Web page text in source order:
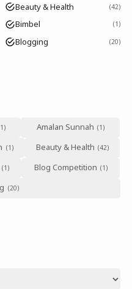
Beauty & Health 42
Bimbel 1
Blogging 20
Amalan Sunnah
Beauty & Health
Blog Competition